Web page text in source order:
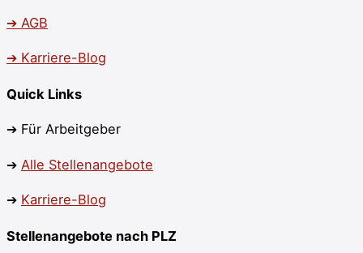
➔ AGB
➔ Karriere-Blog
Quick Links
➔ Für Arbeitgeber
➔ Alle Stellenangebote
➔ Karriere-Blog
Stellenangebote nach PLZ